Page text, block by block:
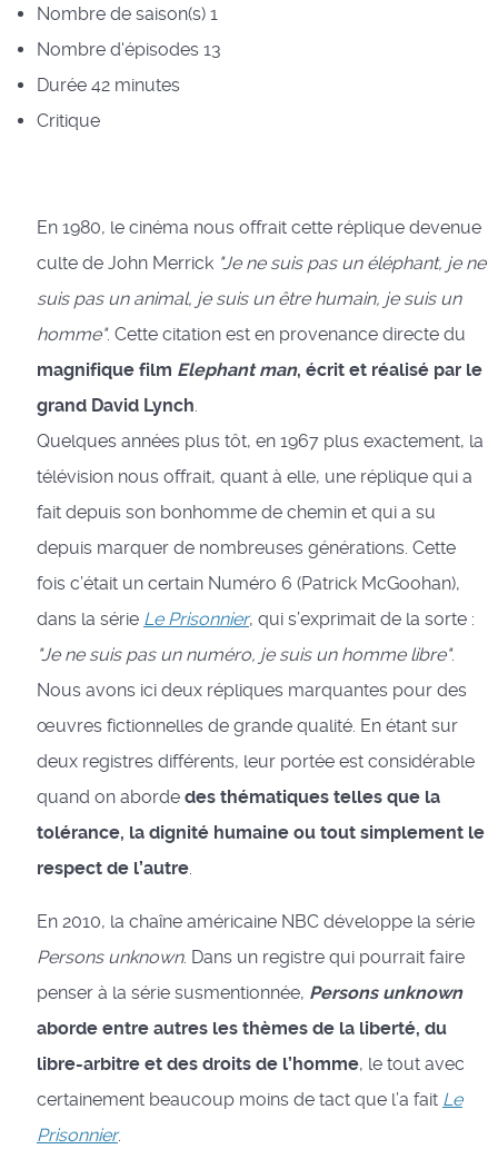
Nombre de saison(s) 1
Nombre d'épisodes 13
Durée 42 minutes
Critique
En 1980, le cinéma nous offrait cette réplique devenue
culte de John Merrick "Je ne suis pas un éléphant, je ne
suis pas un animal, je suis un être humain, je suis un
homme". Cette citation est en provenance directe du
magnifique film Elephant man, écrit et réalisé par le
grand David Lynch.
Quelques années plus tôt, en 1967 plus exactement, la
télévision nous offrait, quant à elle, une réplique qui a
fait depuis son bonhomme de chemin et qui a su
depuis marquer de nombreuses générations. Cette
fois c’était un certain Numéro 6 (Patrick McGoohan),
dans la série Le Prisonnier, qui s’exprimait de la sorte :
"Je ne suis pas un numéro, je suis un homme libre".
Nous avons ici deux répliques marquantes pour des
œuvres fictionnelles de grande qualité. En étant sur
deux registres différents, leur portée est considérable
quand on aborde des thématiques telles que la
tolérance, la dignité humaine ou tout simplement le
respect de l’autre.
En 2010, la chaîne américaine NBC développe la série
Persons unknown. Dans un registre qui pourrait faire
penser à la série susmentionnée, Persons unknown
aborde entre autres les thèmes de la liberté, du
libre-arbitre et des droits de l’homme, le tout avec
certainement beaucoup moins de tact que l’a fait Le
Prisonnier.